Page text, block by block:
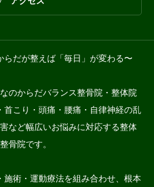
らだが整えば「毎日」が変わる〜
のからだバランス整骨院・整体院
首こり・頭痛・腰痛・自律神経の乱
など幅広いお悩みに対応する整体
骨院です。
術・運動療法を組み合わせ、根本